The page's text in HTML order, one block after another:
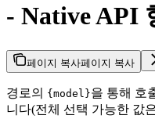
- Native API
페이지 복사페이지 복사
경로의 {model}을 통해 호
니다(전체 선택 가능한 값